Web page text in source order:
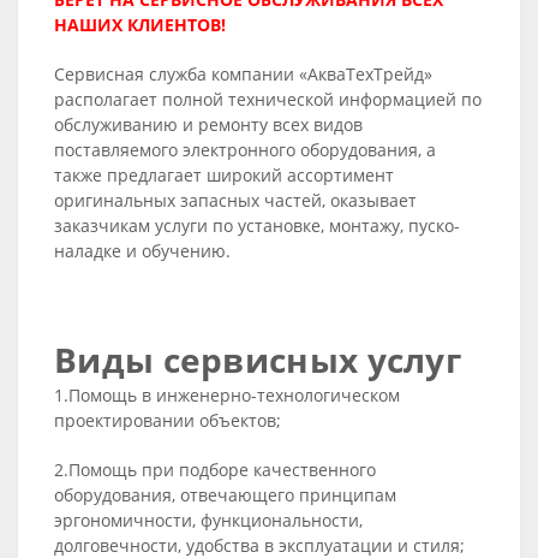
НАШИХ КЛИЕНТОВ!
Сервисная служба компании «АкваТехТрейд»
располагает полной технической информацией по
обслуживанию и ремонту всех видов
поставляемого электронного оборудования, а
также предлагает широкий ассортимент
оригинальных запасных частей, оказывает
заказчикам услуги по установке, монтажу, пуско-
наладке и обучению.
Виды сервисных услуг
1.Помощь в инженерно-технологическом
проектировании объектов;
2.Помощь при подборе качественного
оборудования, отвечающего принципам
эргономичности, функциональности,
долговечности, удобства в эксплуатации и стиля;